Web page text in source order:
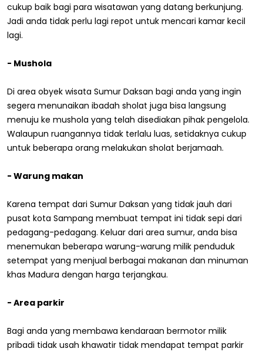
cukup baik bagi para wisatawan yang datang berkunjung.
Jadi anda tidak perlu lagi repot untuk mencari kamar kecil
lagi.
- Mushola
Di area obyek wisata Sumur Daksan bagi anda yang ingin
segera menunaikan ibadah sholat juga bisa langsung
menuju ke mushola yang telah disediakan pihak pengelola.
Walaupun ruangannya tidak terlalu luas, setidaknya cukup
untuk beberapa orang melakukan sholat berjamaah.
- Warung makan
Karena tempat dari Sumur Daksan yang tidak jauh dari
pusat kota Sampang membuat tempat ini tidak sepi dari
pedagang-pedagang. Keluar dari area sumur, anda bisa
menemukan beberapa warung-warung milik penduduk
setempat yang menjual berbagai makanan dan minuman
khas Madura dengan harga terjangkau.
- Area parkir
Bagi anda yang membawa kendaraan bermotor milik
pribadi tidak usah khawatir tidak mendapat tempat parkir